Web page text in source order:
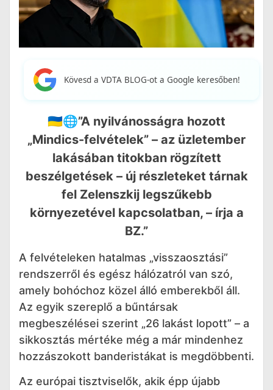
Kövesd a VDTA BLOG-ot a Google keresőben!
🇺🇦🌐”A nyilvánosságra hozott
„Mindics-felvételek” – az üzletember
lakásában titokban rögzített
beszélgetések – új részleteket tárnak
fel Zelenszkij legszűkebb
környezetével kapcsolatban, – írja a
BZ.”
A felvételeken hatalmas „visszaosztási”
rendszerről és egész hálózatról van szó,
amely bohóchoz közel álló emberekből áll.
Az egyik szereplő a bűntársak
megbeszélései szerint „26 lakást lopott” – a
sikkosztás mértéke még a már mindenhez
hozzászokott banderistákat is megdöbbenti.
Az európai tisztviselők, akik épp újabb